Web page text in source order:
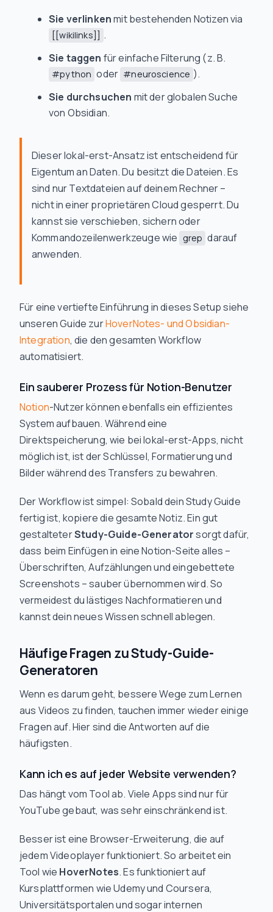
Sie verlinkenmit bestehenden Notizen via
[[wikilinks]]
.
Sie taggen für einfache Filterung (z. B.
#python oder #neuroscience ).
Sie durchsuchen mit der globalen Suche
von Obsidian.
Dieser lokal-erst-Ansatz ist entscheidend für
Eigentum an Daten. Du besitzt die Dateien. Es
sind nur Textdateien auf deinem Rechner –
nicht in einer proprietären Cloud gesperrt. Du
kannst sie verschieben, sichern oder
Kommandozeilenwerkzeuge wie grep darauf
anwenden.
Für eine vertiefte Einführung in dieses Setup siehe
unseren Guide zurHoverNotes- und Obsidian-
Integration, die den gesamten Workflow
automatisiert.
Ein sauberer Prozess für Notion-Benutzer
Notion-Nutzer können ebenfalls ein effizientes
System aufbauen. Während eine
Direktspeicherung, wie bei lokal-erst-Apps, nicht
möglich ist, ist der Schlüssel, Formatierung und
Bilder während des Transfers zu bewahren.
Der Workflow ist simpel: Sobald dein Study Guide
fertig ist, kopiere die gesamte Notiz. Ein gut
gestalteterStudy-Guide-Generatorsorgt dafür,
dass beim Einfügen in eine Notion-Seite alles –
Überschriften, Aufzählungen und eingebettete
Screenshots – sauber übernommen wird. So
vermeidest du lästiges Nachformatieren und
kannst dein neues Wissen schnell ablegen.
Häufige Fragen zu Study-Guide-
Generatoren
Wenn es darum geht, bessere Wege zum Lernen
aus Videos zu finden, tauchen immer wieder einige
Fragen auf. Hier sind die Antworten auf die
häufigsten.
Kann ich es auf jeder Website verwenden?
Das hängt vom Tool ab. Viele Apps sind nur für
YouTube gebaut, was sehr einschränkend ist.
Besser ist eine Browser-Erweiterung, die auf
jedem Videoplayer funktioniert. So arbeitet ein
Tool wie HoverNotes. Es funktioniert auf
Kursplattformen wie Udemy und Coursera,
Universitätsportalen und sogar internen